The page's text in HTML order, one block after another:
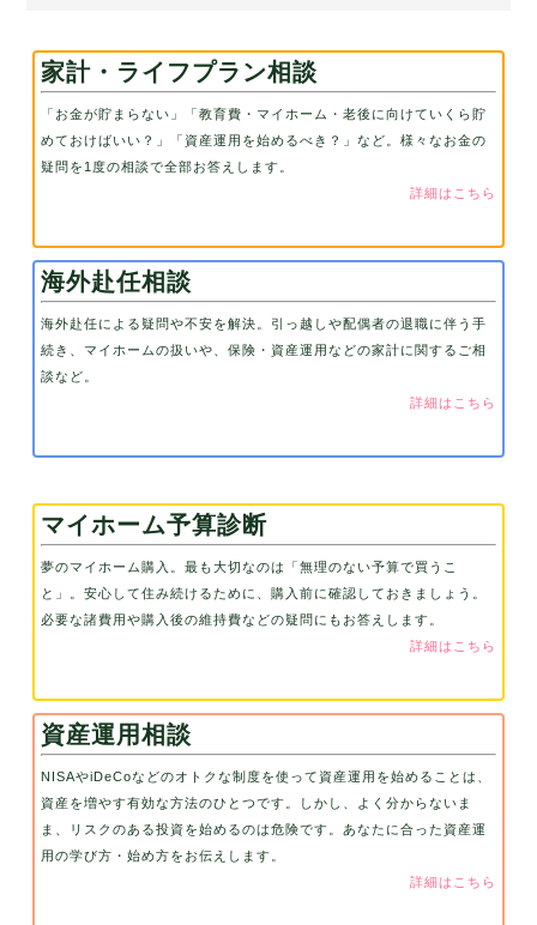
家計・ライフプラン相談
「お金が貯まらない」「教育費・マイホーム・老後に向けていくら貯
めておけばいい？」「資産運用を始めるべき？」など。様々なお金の
疑問を1度の相談で全部お答えします。
詳細はこちら
海外赴任相談
海外赴任による疑問や不安を解決。引っ越しや配偶者の退職に伴う手
続き、マイホームの扱いや、保険・資産運用などの家計に関するご相
談など。
詳細はこちら
マイホーム予算診断
夢のマイホーム購入。最も大切なのは「無理のない予算で買うこ
と」。安心して住み続けるために、購入前に確認しておきましょう。
必要な諸費用や購入後の維持費などの疑問にもお答えします。
詳細はこちら
資産運用相談
NISAやiDeCoなどのオトクな制度を使って資産運用を始めることは、
資産を増やす有効な方法のひとつです。しかし、よく分からないま
ま、リスクのある投資を始めるのは危険です。あなたに合った資産運
用の学び方・始め方をお伝えします。
詳細はこちら